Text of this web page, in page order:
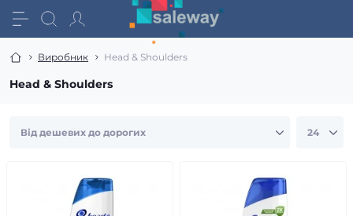
Виробник Head & Shoulders
Head & Shoulders